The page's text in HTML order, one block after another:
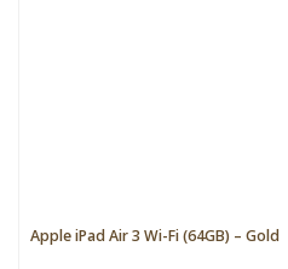
Apple iPad Air 3 Wi-Fi (64GB) – Gold